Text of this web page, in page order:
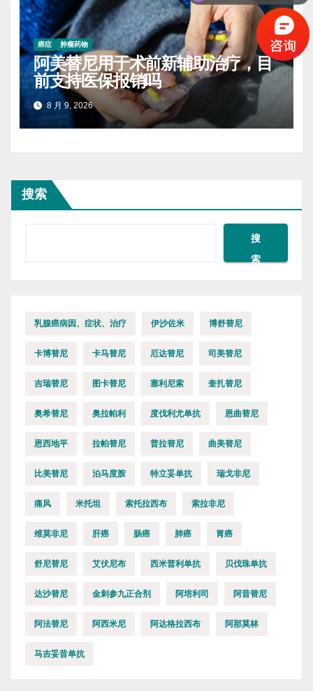
癌症 肿瘤药物
阿美替尼用于术前新辅助治疗，目
前支持医保报销吗
8 月 9, 2026
搜索
搜
索
乳腺癌病因、症状、治疗 伊沙佐米 博舒替尼
卡博替尼 卡马替尼 厄达替尼 司美替尼
吉瑞替尼 图卡替尼 塞利尼索 奎扎替尼
奥希替尼 奥拉帕利 度伐利尤单抗 恩曲替尼
恩西地平 拉帕替尼 普拉替尼 曲美替尼
比美替尼 泊马度胺 特立妥单抗 瑞戈非尼
痛风 米托坦 索托拉西布 索拉非尼
维莫非尼 肝癌 肠癌 肺癌 胃癌
舒尼替尼 艾伏尼布 西米普利单抗 贝伐珠单抗
达沙替尼 金刺参九正合剂 阿培利司 阿昔替尼
阿法替尼 阿西米尼 阿达格拉西布 阿那莫林
马吉妥昔单抗